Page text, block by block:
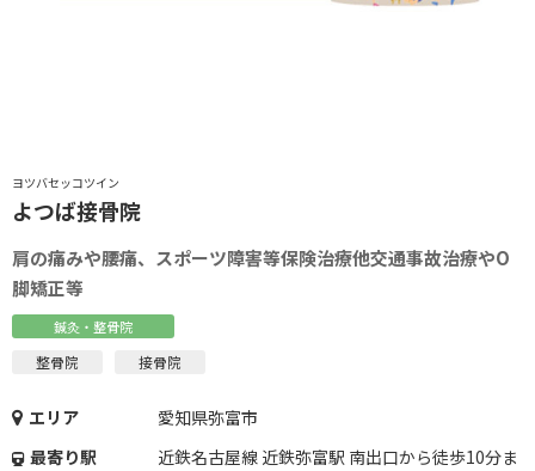
ヨツバセッコツイン
よつば接骨院
肩の痛みや腰痛、スポーツ障害等保険治療他交通事故治療やO
脚矯正等
鍼灸・整骨院
整骨院 接骨院
エリア
愛知県弥富市
最寄り駅
近鉄名古屋線 近鉄弥富駅 南出口から徒歩10分ま